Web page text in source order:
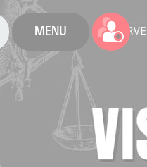
MENU